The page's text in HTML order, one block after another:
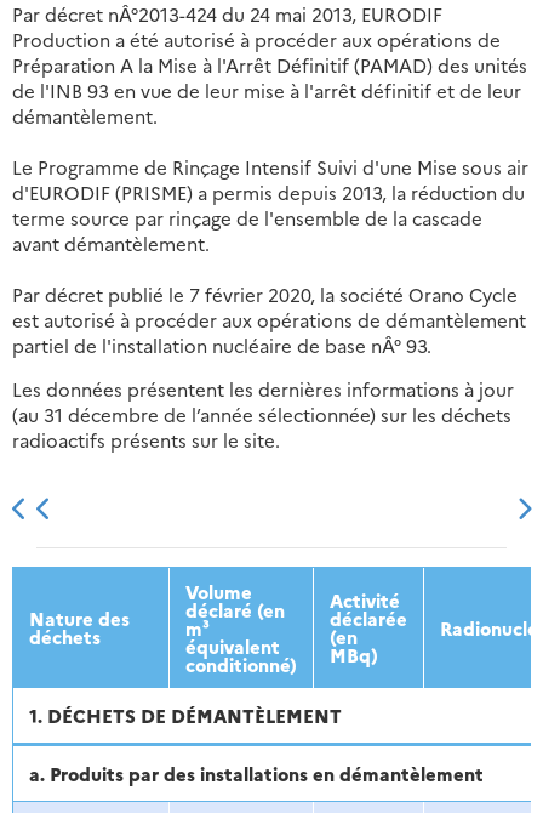
Par décret nÂ°2013-424 du 24 mai 2013, EURODIF
Production a été autorisé à procéder aux opérations de
Préparation A la Mise à l'Arrêt Définitif (PAMAD) des unités
de l'INB 93 en vue de leur mise à l'arrêt définitif et de leur
démantèlement.
Le Programme de Rinçage Intensif Suivi d'une Mise sous air
d'EURODIF (PRISME) a permis depuis 2013, la réduction du
terme source par rinçage de l'ensemble de la cascade
avant démantèlement.
Par décret publié le 7 février 2020, la société Orano Cycle
est autorisé à procéder aux opérations de démantèlement
partiel de l'installation nucléaire de base nÂ° 93.
Les données présentent les dernières informations à jour
(au 31 décembre de l’année sélectionnée) sur les déchets
radioactifs présents sur le site.
2013 2014 2015 2016
Nature des
déchets
Volume
déclaré (en
m³
équivalent
conditionné)
Activité
déclarée
(en
MBq)
1. DÉCHETS DE DÉMANTÈLEMENT
a. Produits par des installations en démantèlement